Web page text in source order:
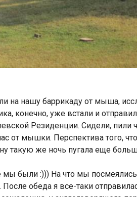
на нашу баррикаду от мыша,
конечно, уже встали и
Резиденции. Сидели, пили
от мышки. Перспектива того,
такую же ночь пугала еще
были :))) На что мы
обеда я все-таки